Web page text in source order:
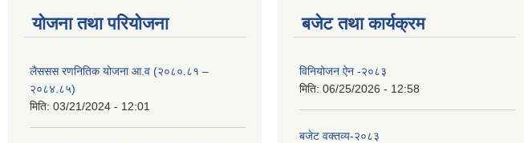
योजना तथा परियोजना
लैससस रणनितिक योजना आ.व (२०८०.८१ –
२०८४.८५)
मिति: 03/21/2024 - 12:01
बजेट तथा कार्यक्रम
विनियोजन ऐन -२०८३
मिति: 06/25/2026 - 12:58
बजेट वक्तव्य-२०८३